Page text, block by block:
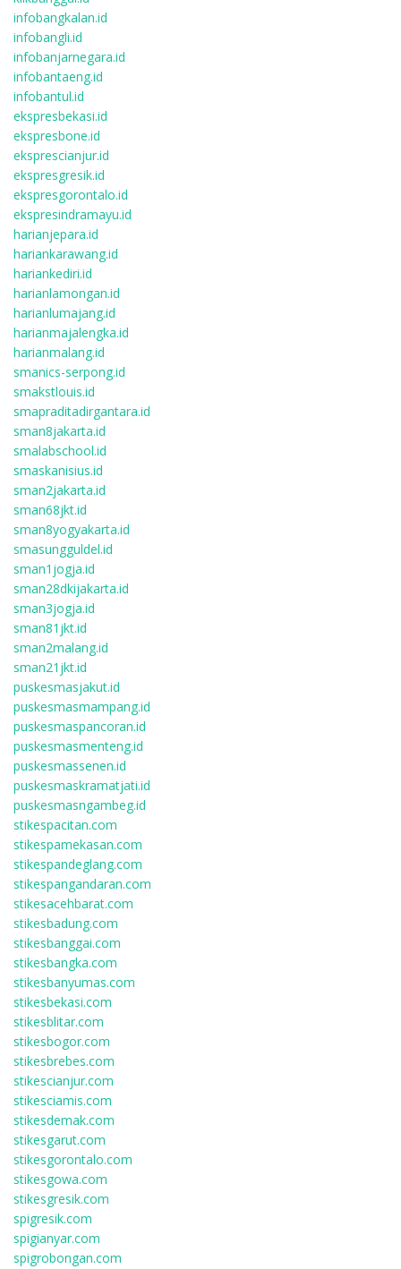
infobangkalan.id
infobangli.id
infobanjarnegara.id
infobantaeng.id
infobantul.id
ekspresbekasi.id
ekspresbone.id
eksprescianjur.id
ekspresgresik.id
ekspresgorontalo.id
ekspresindramayu.id
harianjepara.id
hariankarawang.id
hariankediri.id
harianlamongan.id
harianlumajang.id
harianmajalengka.id
harianmalang.id
smanics-serpong.id
smakstlouis.id
smapraditadirgantara.id
sman8jakarta.id
smalabschool.id
smaskanisius.id
sman2jakarta.id
sman68jkt.id
sman8yogyakarta.id
smasungguldel.id
sman1jogja.id
sman28dkijakarta.id
sman3jogja.id
sman81jkt.id
sman2malang.id
sman21jkt.id
puskesmasjakut.id
puskesmasmampang.id
puskesmaspancoran.id
puskesmasmenteng.id
puskesmassenen.id
puskesmaskramatjati.id
puskesmasngambeg.id
stikespacitan.com
stikespamekasan.com
stikespandeglang.com
stikespangandaran.com
stikesacehbarat.com
stikesbadung.com
stikesbanggai.com
stikesbangka.com
stikesbanyumas.com
stikesbekasi.com
stikesblitar.com
stikesbogor.com
stikesbrebes.com
stikescianjur.com
stikesciamis.com
stikesdemak.com
stikesgarut.com
stikesgorontalo.com
stikesgowa.com
stikesgresik.com
spigresik.com
spigianyar.com
spigrobongan.com